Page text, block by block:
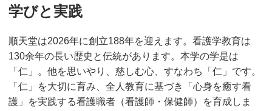
学びと実践
順天堂は2026年に創立188年を迎えます。看護学教育は
130余年の長い歴史と伝統があります。本学の学是は
「仁」。他を思いやり、慈しむ心、すなわち「仁」です。
「仁」を大切に育み、全人教育に基づき「心身を癒す看
護」を実践する看護職者（看護師・保健師）を育成しま